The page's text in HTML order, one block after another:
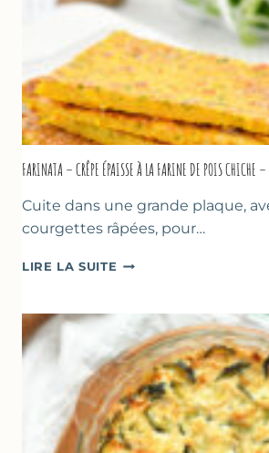
FARINATA – CRÊPE ÉPAISSE À LA FARINE DE POIS CHICHE
Cuite dans une grande plaque,
courgettes râpées, pour…
LIRE LA SUITE FARINATA
ÉPAISSE
À
LA
FARINE
DE
POIS
CHICHE
–